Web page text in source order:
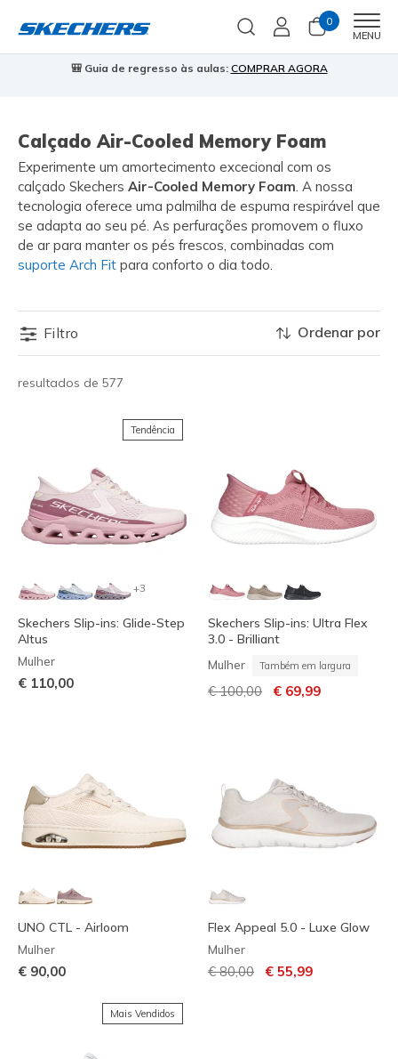
0
MENU
🎒 Guia de regresso às aulas: COMPRAR AGORA
Calçado Air-Cooled Memory Foam
Experimente um amortecimento excecional com os
calçado Skechers Air-Cooled Memory Foam. A nossa
tecnologia oferece uma palmilha de espuma respirável que
se adapta ao seu pé. As perfurações promovem o fluxo
de ar para manter os pés frescos, combinadas com
suporte Arch Fit para conforto o dia todo.
Filtro
resultados de 577
Ordenar por
Tendência
+3
Skechers Slip-ins: Glide-Step
Altus
Mulher
€ 110,00
Skechers Slip-ins: Ultra Flex
3.0 - Brilliant
Mulher Também em largura
Preço com desconto de
€ 100,00 para
€ 69,99
UNO CTL - Airloom
Mulher
€ 90,00
Flex Appeal 5.0 - Luxe Glow
Mulher
Preço com desconto de
€ 80,00 para
€ 55,99
Mais Vendidos